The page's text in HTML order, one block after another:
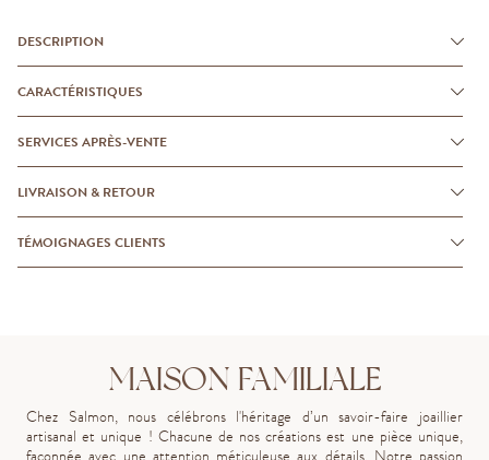
DESCRIPTION
CARACTÉRISTIQUES
SERVICES APRÈS-VENTE
LIVRAISON & RETOUR
TÉMOIGNAGES CLIENTS
MAISON FAMILIALE
Chez Salmon, nous célébrons l'héritage d’un savoir-faire joaillier
artisanal et unique ! Chacune de nos créations est une pièce unique,